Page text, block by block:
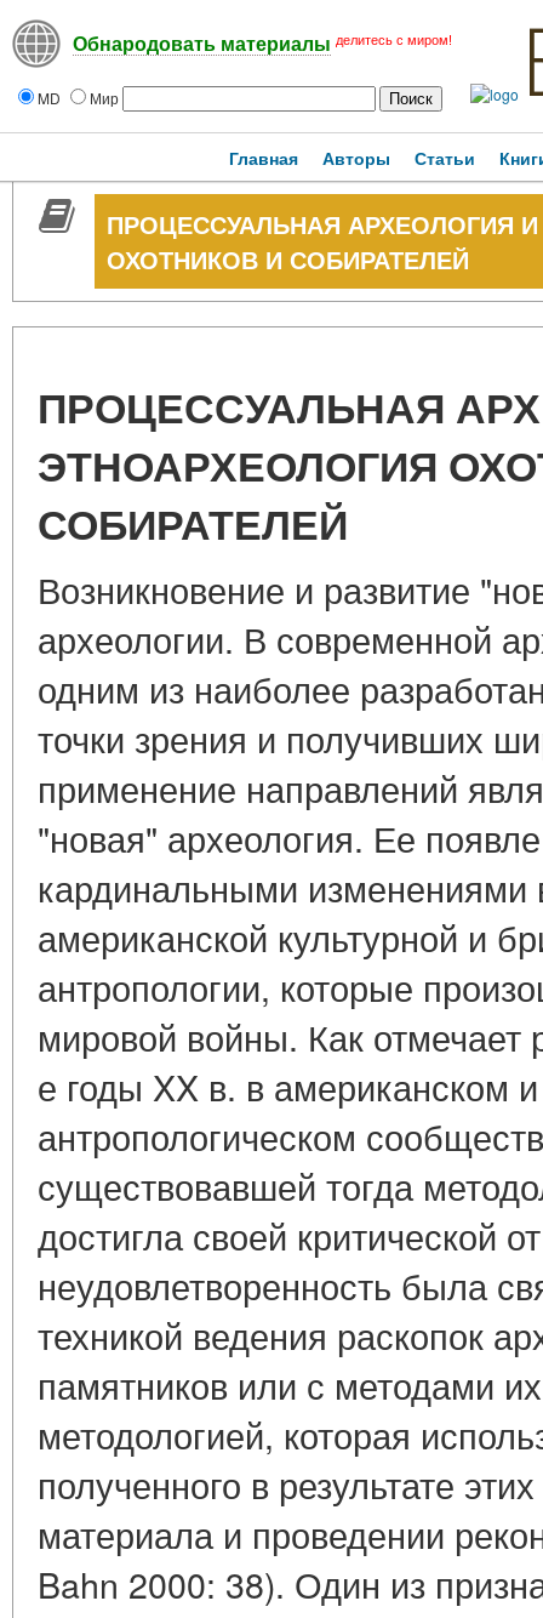
Обнародовать материалы делитесь с миром!
MD Мир
Главная Авторы Статьи
ПРОЦЕССУАЛЬНАЯ АРХЕОЛОГИЯ
ОХОТНИКОВ И СОБИРАТЕЛЕЙ
ПРОЦЕССУАЛЬНАЯ
ЭТНОАРХЕОЛОГИЯ
СОБИРАТЕЛЕЙ
Возникновение и развитие
археологии. В современной
одним из наиболее
точки зрения и получивших
применение направлений
"новая" археология. Ее
кардинальными изменениями
американской культурной и
антропологии, которые
мировой войны. Как отмечает
е годы XX в. в американском
антропологическом
существовавшей тогда
достигла своей критической
неудовлетворенность была
техникой ведения раскопок
памятников или с методами
методологией, которая
полученного в результате
материала и проведении
Bahn 2000: 38). Один из